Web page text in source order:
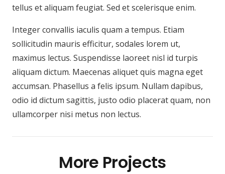
tellus et aliquam feugiat. Sed et scelerisque enim.
Integer convallis iaculis quam a tempus. Etiam
sollicitudin mauris efficitur, sodales lorem ut,
maximus lectus. Suspendisse laoreet nisl id turpis
aliquam dictum. Maecenas aliquet quis magna eget
accumsan. Phasellus a felis ipsum. Nullam dapibus,
odio id dictum sagittis, justo odio placerat quam, non
ullamcorper nisi metus non lectus.
More Projects